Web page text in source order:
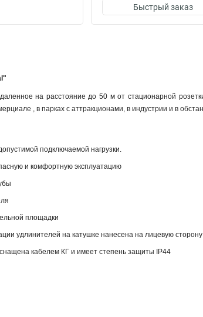
Быстрый заказ
на расстояние до 50 м от стационарной
, в парках с аттракционами, в индустрии и в
подключаемой нагрузки.
и комфортную эксплуатацию
площадки
удлинителей на катушке нанесена на лицевую сторону
кабелем КГ и имеет степень защиты IP44